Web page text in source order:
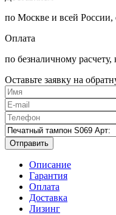
по Москве и всей России,
Оплата
по безналичному
Оставьте заявку на
Отправить
Описание
Гарантия
Оплата
Доставка
Лизинг